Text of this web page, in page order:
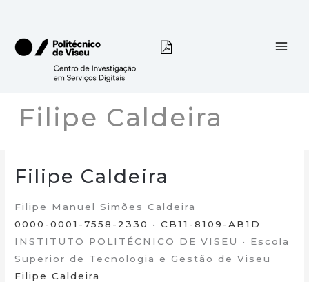
content
Filipe Caldeira
Filipe Caldeira
Filipe Manuel Simões Caldeira
0000-0001-7558-2330
•CB11-8109-AB1D
INSTITUTO POLITÉCNICO DE VISEU • Escola
Superior de Tecnologia e Gestão de Viseu
Filipe Caldeira